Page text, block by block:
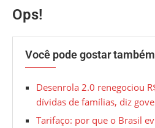
Ops!
Você pode gostar também
Desenrola 2.0 renegociou
dívidas de famílias, diz
Tarifaço: por que o Brasil